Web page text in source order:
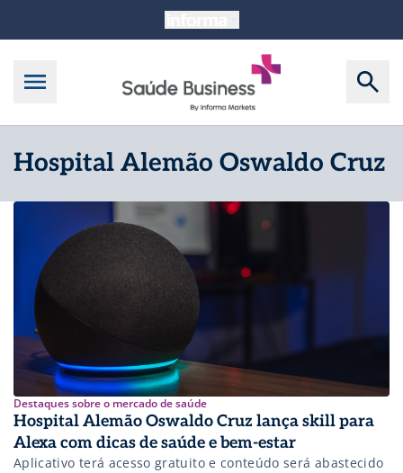
Hospital Alemão Oswaldo Cruz
Destaques sobre o mercado de saúde
Hospital Alemão Oswaldo Cruz lança skill para
Alexa com dicas de saúde e bem-estar
Aplicativo terá acesso gratuito e conteúdo será abastecido